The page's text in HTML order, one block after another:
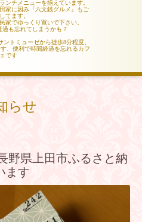
ンチメニューを揃えています。
家に因み『六文銭グルメ』もご
てます。
家でゆっくり寛いで下さい。
も忘れてしまうかも？
トミューゼから徒歩8分程度、
、便利で時間経過を忘れるカフ
ェです
らせ
野県上田市ふるさと納
ます